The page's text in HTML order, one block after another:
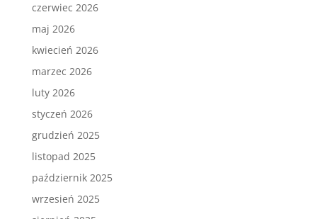
czerwiec 2026
maj 2026
kwiecień 2026
marzec 2026
luty 2026
styczeń 2026
grudzień 2025
listopad 2025
październik 2025
wrzesień 2025